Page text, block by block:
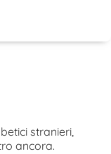
stranieri,
ancora.